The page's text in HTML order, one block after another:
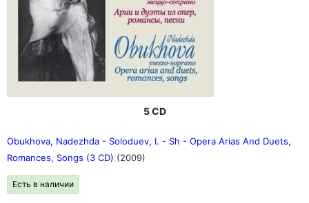
5 CD
Obukhova, Nadezhda - Soloduev, I. - Sh - Opera Arias And Duets,
Romances, Songs (3 CD) (2009)
Есть в наличии